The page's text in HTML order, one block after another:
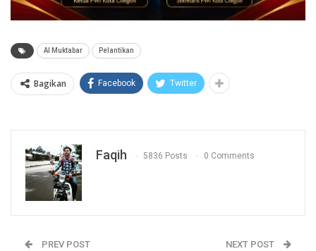
Al Muktabar Pelantikan
Bagikan Facebook Twitter
Faqih 5836 Posts 0 Comments
PREV POST NEXT POST